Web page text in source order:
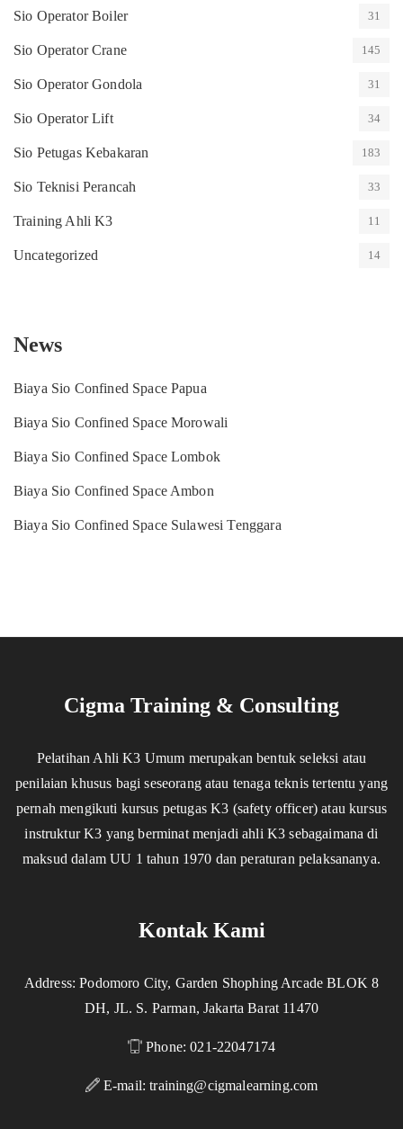
Sio Operator Boiler 31
Sio Operator Crane 145
Sio Operator Gondola 31
Sio Operator Lift 34
Sio Petugas Kebakaran 183
Sio Teknisi Perancah 33
Training Ahli K3 11
Uncategorized 14
News
Biaya Sio Confined Space Papua
Biaya Sio Confined Space Morowali
Biaya Sio Confined Space Lombok
Biaya Sio Confined Space Ambon
Biaya Sio Confined Space Sulawesi Tenggara
Cigma Training & Consulting
Pelatihan Ahli K3 Umum merupakan bentuk seleksi atau
penilaian khusus bagi seseorang atau tenaga teknis tertentu yang
pernah mengikuti kursus petugas K3 (safety officer) atau kursus
instruktur K3 yang berminat menjadi ahli K3 sebagaimana di
maksud dalam UU 1 tahun 1970 dan peraturan pelaksananya.
Kontak Kami
Address: Podomoro City, Garden Shophing Arcade BLOK 8
DH, JL. S. Parman, Jakarta Barat 11470
Phone: 021-22047174
E-mail:training@cigmalearning.com